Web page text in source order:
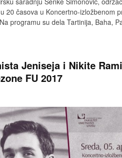
20 časova u Koncertno-izložbenom
programu su dela Tartinija, Baha,
Jeniseja i Nikite
FU 2017